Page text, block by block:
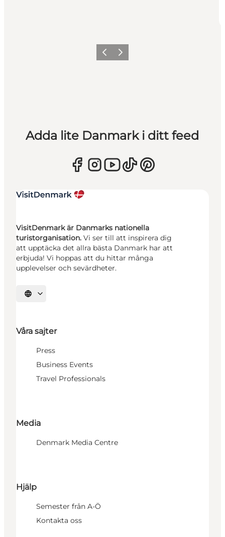
Föregående
Nästa
Adda lite Danmark i ditt feed
VisitDenmark är Danmarks nationella
turistorganisation. Vi ser till att inspirera dig
att upptäcka det allra bästa Danmark har att
erbjuda! Vi hoppas att du hittar många
upplevelser och sevärdheter.
Välj språk
Våra sajter
Press
Business Events
Travel Professionals
Media
Denmark Media Centre
Hjälp
Semester från A-Ö
Kontakta oss